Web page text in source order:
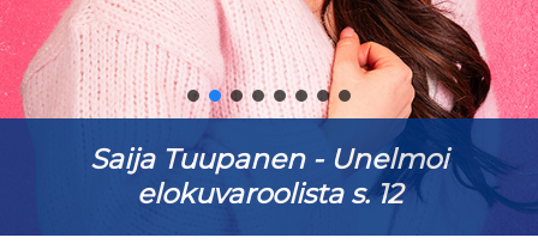
Saija Tuupanen - Unelmoi
elokuvaroolista s. 12